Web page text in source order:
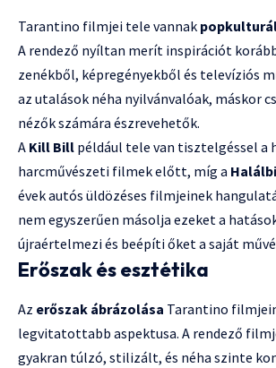
Tarantino filmjei tele vannak
A rendező nyíltan merít inspirációt
zenékből, képregényekből és televíziós
az utalások néha nyilvánvalóak, máskor
nézők számára észrevehetők.
A Kill Bill például tele van tisztelgéssel a
harcművészeti filmek előtt, míg a
évek autós üldözéses filmjeinek
nem egyszerűen másolja ezeket a
újraértelmezi és beépíti őket a saját
Erőszak és esztétika
Az erőszak ábrázolása Tarantino
legvitatottabb aspektusa. A rendező
gyakran túlzó, stilizált, és néha szinte